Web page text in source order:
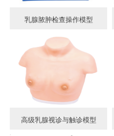
乳腺脓肿检查操作模型
高级乳腺视诊与触诊模型